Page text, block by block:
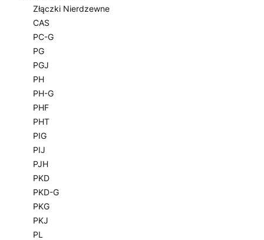
Złączki Nierdzewne
CAS
PC-G
PG
PGJ
PH
PH-G
PHF
PHT
PIG
PIJ
PJH
PKD
PKD-G
PKG
PKJ
PL